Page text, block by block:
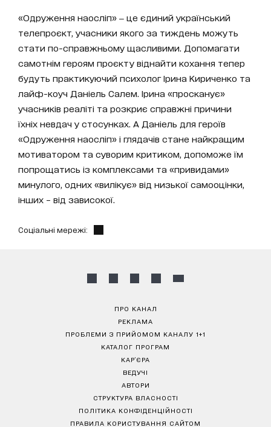
«Одруження наосліп» ‒ це єдиний український
телепроєкт, учасники якого за тиждень можуть
стати по-справжньому щасливими. Допомагати
самотнім героям проєкту віднайти кохання тепер
будуть практикуючий психолог Ірина Кириченко та
лайф-коуч Даніель Салем. Ірина «просканує»
учасників реаліті та розкриє справжні причини
їхніх невдач у стосунках. А Даніель для героїв
«Одруження наосліп» і глядачів стане найкращим
мотиватором та суворим критиком, допоможе їм
попрощатись із комплексами та «привидами»
минулого, одних «вилікує» від низької самооцінки,
інших – від зависокої.
Соціальні мережі:
ПРО КАНАЛ
РЕКЛАМА
ПРОБЛЕМИ З ПРИЙОМОМ КАНАЛУ 1+1
КАТАЛОГ ПРОГРАМ
КАР’ЄРА
ВЕДУЧІ
АВТОРИ
СТРУКТУРА ВЛАСНОСТІ
ПОЛІТИКА КОНФІДЕНЦІЙНОСТІ
ПРАВИЛА КОРИСТУВАННЯ САЙТОМ